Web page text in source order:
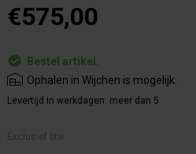
€575,00
Bestel artikel.
Ophalen in Wijchen is mogelijk.
Levertijd in werkdagen: meer dan 5
Exclusief btw.